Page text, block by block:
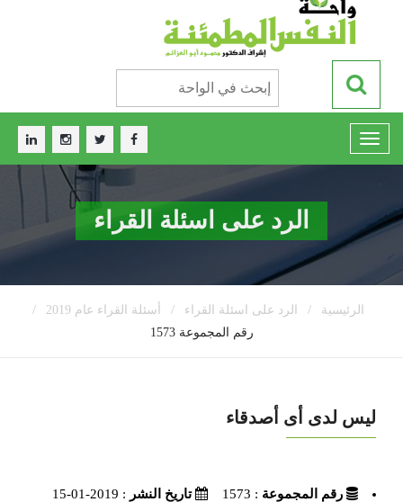
الرد على اسئلة القراء
الرئيسية / الرد على اسئلة القراء / أسئلة القراء عام 2019 /
رقم المجموعة 1573
ليس لدى أى أصدقاء
رقم المجموعة : 1573 تاريخ النشر : 2019-01-15